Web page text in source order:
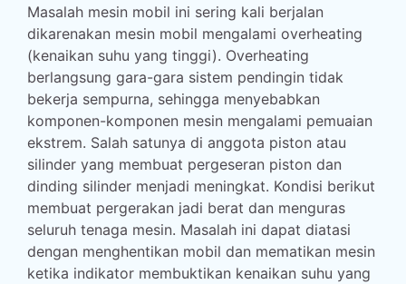
Masalah mesin mobil ini sering kali berjalan
dikarenakan mesin mobil mengalami overheating
(kenaikan suhu yang tinggi). Overheating
berlangsung gara-gara sistem pendingin tidak
bekerja sempurna, sehingga menyebabkan
komponen-komponen mesin mengalami pemuaian
ekstrem. Salah satunya di anggota piston atau
silinder yang membuat pergeseran piston dan
dinding silinder menjadi meningkat. Kondisi berikut
membuat pergerakan jadi berat dan menguras
seluruh tenaga mesin. Masalah ini dapat diatasi
dengan menghentikan mobil dan mematikan mesin
ketika indikator membuktikan kenaikan suhu yang